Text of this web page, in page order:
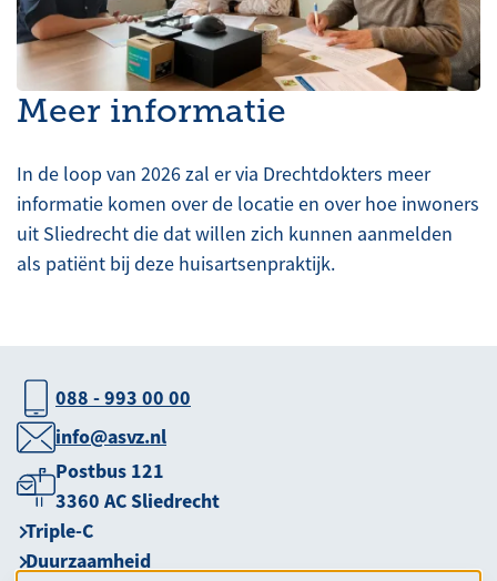
Meer informatie
In de loop van 2026 zal er via Drechtdokters meer
informatie komen over de locatie en over hoe inwoners
uit Sliedrecht die dat willen zich kunnen aanmelden
als patiënt bij deze huisartsenpraktijk.
088 - 993 00 00
info@asvz.nl
Postbus 121
3360 AC Sliedrecht
Triple-C
Duurzaamheid